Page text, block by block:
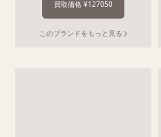
買取価格 ¥127050
このブランドをもっと見る